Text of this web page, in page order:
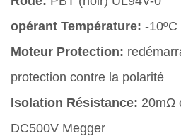
opérant Température: -10ºC
Moteur Protection:
protection contre la polarité
Isolation Résistance: 20mΩ
DC500V Megger